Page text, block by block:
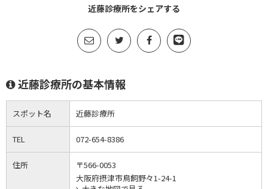
近藤診療所をシェアする
近藤診療所の基本情報
スポット名 近藤診療所
TEL 072-654-8386
住所
〒566-0053
大阪府摂津市鳥飼野々1-24-1